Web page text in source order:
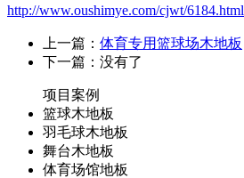
http://www.oushimye.com/cjwt/6184.html
上一篇： 体育专用篮球场木地板
下一篇：没有了
项目案例
篮球木地板
羽毛球木地板
舞台木地板
体育场馆地板